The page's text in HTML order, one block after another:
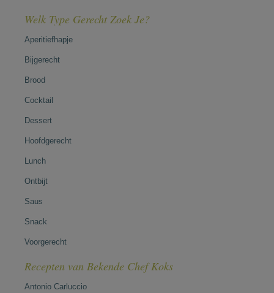
Welk Type Gerecht Zoek Je?
Aperitiefhapje
Bijgerecht
Brood
Cocktail
Dessert
Hoofdgerecht
Lunch
Ontbijt
Saus
Snack
Voorgerecht
Recepten van Bekende Chef Koks
Antonio Carluccio